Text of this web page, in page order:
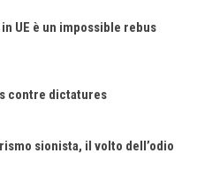
UE è un impossible rebus
contre dictatures
sionista, il volto dell’odio